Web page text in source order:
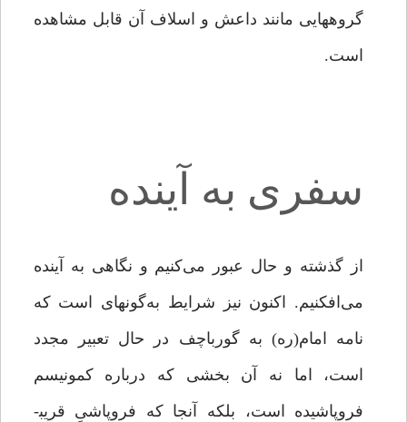
گروه­هایی مانند داعش و اسلاف آن قابل مشاهده
است.
سفری به آینده
از گذشته و حال عبور می‌کنیم و نگاهی به آینده
می‌افکنیم. اکنون نیز شرایط به‌گونه­ای است که
نامه امام­(ره) به گورباچف در حال تعبیر مجدد
است، اما نه آن بخشی که درباره کمونیسم
فروپاشیده است، بلکه آنجا که فروپاشیِ قریب­